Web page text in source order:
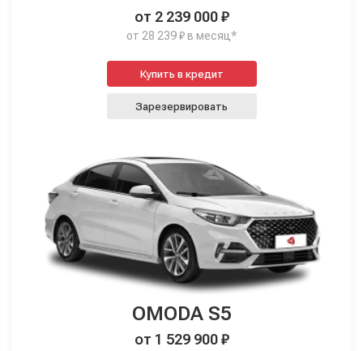
от 2 239 000 ₽
от 28 239 ₽ в месяц*
Купить в кредит
Зарезервировать
OMODA S5
от 1 529 900 ₽